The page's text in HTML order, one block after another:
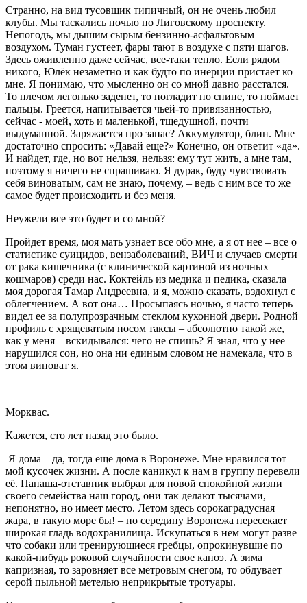
Странно, на вид тусовщик типичный, он не очень любил
клубы. Мы таскались ночью по Лиговскому проспекту.
Непогодь, мы дышим сырым бензинно-асфальтовым
воздухом. Туман густеет, фары тают в воздухе с пяти шагов.
Здесь оживленно даже сейчас, все-таки тепло. Если рядом
никого, Юлёк незаметно и как будто по инерции пристает ко
мне. Я понимаю, что мысленно он со мной давно расстался.
То плечом легонько заденет, то погладит по спине, то поймает
пальцы. Греется, напитывается чьей-то привязанностью,
сейчас - моей, хоть и маленькой, тщедушной, почти
выдуманной. Заряжается про запас? Аккумулятор, блин. Мне
достаточно спросить: «Давай еще?» Конечно, он ответит «да».
И найдет, где, но вот нельзя, нельзя: ему тут жить, а мне там,
поэтому я ничего не спрашиваю. Я дурак, буду чувствовать
себя виноватым, сам не знаю, почему, – ведь с ним все то же
самое будет происходить и без меня.
Неужели все это будет и со мной?
Пройдет время, моя мать узнает все обо мне, а я от нее – все о
статистике суицидов, вензаболеваний, ВИЧ и случаев смерти
от рака кишечника (с клинической картиной из ночных
кошмаров) среди нас. Коктейль из медика и педика, сказала
моя дорогая Тамар Андреевна, и я, можно сказать, вздохнул с
облегчением. А вот она… Просыпаясь ночью, я часто теперь
видел ее за полупрозрачным стеклом кухонной двери. Родной
профиль с хрящеватым носом таксы – абсолютно такой же,
как у меня – вскидывался: чего не спишь? Я знал, что у нее
нарушился сон, но она ни единым словом не намекала, что в
этом виноват я.
Морквас.
Кажется, сто лет назад это было.
Я дома – да, тогда еще дома в Воронеже. Мне нравился тот
мой кусочек жизни. А после каникул к нам в группу перевели
её. Папаша-отставник выбрал для новой спокойной жизни
своего семейства наш город, они так делают тысячами,
непонятно, но имеет место. Летом здесь сорокаградусная
жара, в такую море бы! – но середину Воронежа пересекает
широкая гладь водохранилища. Искупаться в нем могут разве
что собаки или тренирующиеся гребцы, опрокинувшие по
какой-нибудь роковой случайности свое каноэ. А зима
капризная, то заровняет все метровым снегом, то обдувает
серой пыльной метелью неприкрытые тротуары.